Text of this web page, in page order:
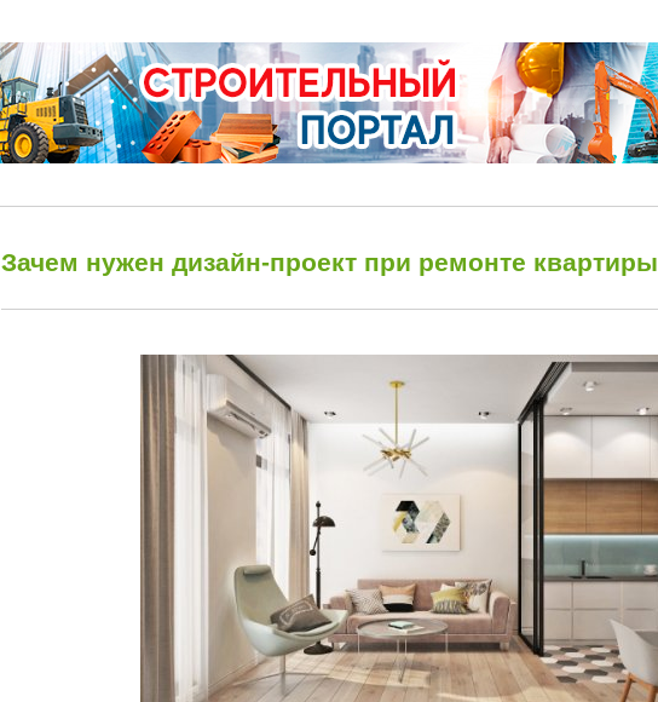
Зачем нужен дизайн-проект при ремонте квартиры